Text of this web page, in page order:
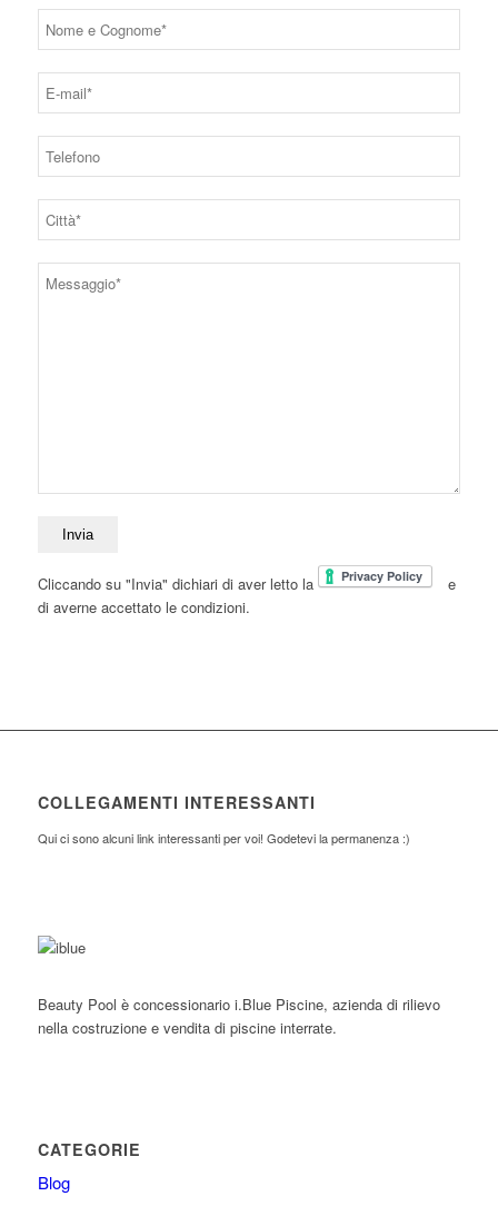
Cliccando su "Invia" dichiari di aver letto la
e
di averne accettato le condizioni.
COLLEGAMENTI INTERESSANTI
Qui ci sono alcuni link interessanti per voi! Godetevi la permanenza :)
Beauty Pool è concessionario i.Blue Piscine, azienda di rilievo
nella costruzione e vendita di piscine interrate.
CATEGORIE
Blog